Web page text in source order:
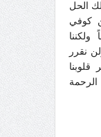
الحل
كوفي
نقرر